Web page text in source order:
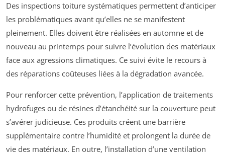
Des inspections toiture systématiques permettent d’anticiper
les problématiques avant qu’elles ne se manifestent
pleinement. Elles doivent être réalisées en automne et de
nouveau au printemps pour suivre l’évolution des matériaux
face aux agressions climatiques. Ce suivi évite le recours à
des réparations coûteuses liées à la dégradation avancée.
Pour renforcer cette prévention, l’application de traitements
hydrofuges ou de résines d’étanchéité sur la couverture peut
s’avérer judicieuse. Ces produits créent une barrière
supplémentaire contre l’humidité et prolongent la durée de
vie des matériaux. En outre, l’installation d’une ventilation